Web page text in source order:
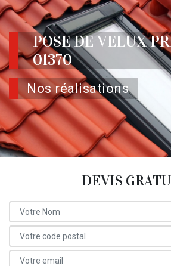
POSE DE VELUX
01370
Nos réalisations
DEVIS